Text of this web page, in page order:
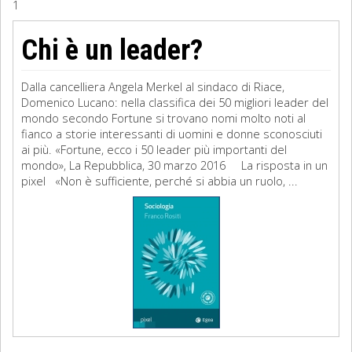
Filosofia
Storia
Matematica
Diritto
1
Chi è un leader?
Dalla cancelliera Angela Merkel al sindaco di Riace,
Domenico Lucano: nella classifica dei 50 migliori leader del
mondo secondo Fortune si trovano nomi molto noti al
fianco a storie interessanti di uomini e donne sconosciuti
ai più. «Fortune, ecco i 50 leader più importanti del
mondo», La Repubblica, 30 marzo 2016 La risposta in un
pixel «Non è sufficiente, perché si abbia un ruolo, ...